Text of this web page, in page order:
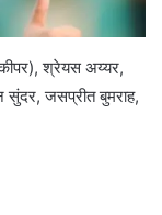
श्रेयस अय्यर,
सुंदर, जसप्रीत बुमराह,